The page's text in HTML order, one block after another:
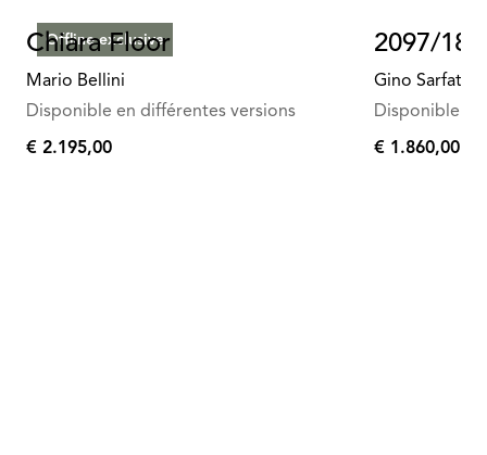
Offline exclusive
Chiara Floor
Mario Bellini
Disponible en différentes versions
€
€ 2.195,00
2097/18
Gino Sarfatti
Disponible
€
€ 1.860,00